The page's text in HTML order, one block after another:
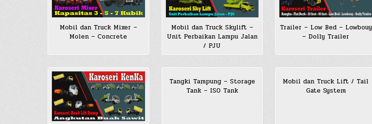
Mobil dan Truck Mixer –
Molen – Concrete
Mobil dan Truck Skylift –
Unit Perbaikan Lampu Jalan
/ PJU
Trailer – Low Bed – Lowbouy
– Dolly Trailer
Tangki Tampung – Storage
Tank – ISO Tank
Mobil dan Truck Lift / Tail
Gate System